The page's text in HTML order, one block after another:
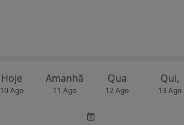
Hoje
10 Ago
Amanhã
11 Ago
Qua
12 Ago
Qui,
13 Ago